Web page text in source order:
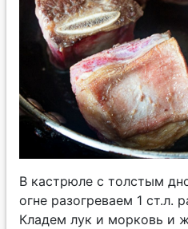
В кастрюле с толстым
огне разогреваем 1 ст.л.
Кладем лук и морковь и